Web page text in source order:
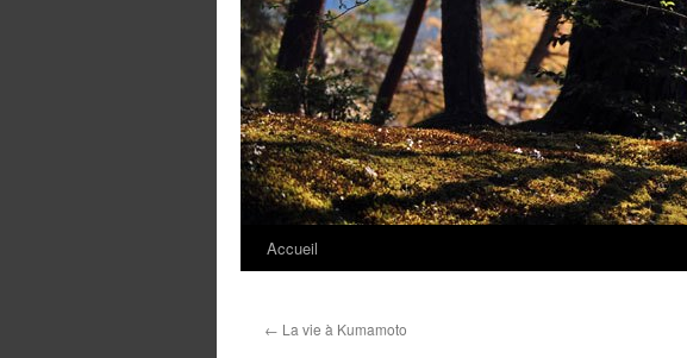
Aller
contenu
Accueil
← La vie à Kumamoto